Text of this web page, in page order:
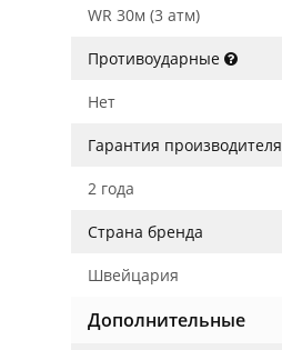
WR 30м (3 атм)
Противоударные
Нет
Гарантия производителя
2 года
Страна бренда
Швейцария
Дополнительные